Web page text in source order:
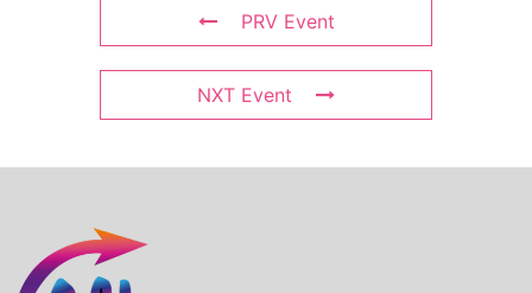
PRV Event
NXT Event